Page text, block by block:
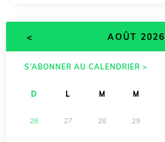
< AOÛT 2026
S’ABONNER AU CALENDRIER >
D L M M
26 27 28 29